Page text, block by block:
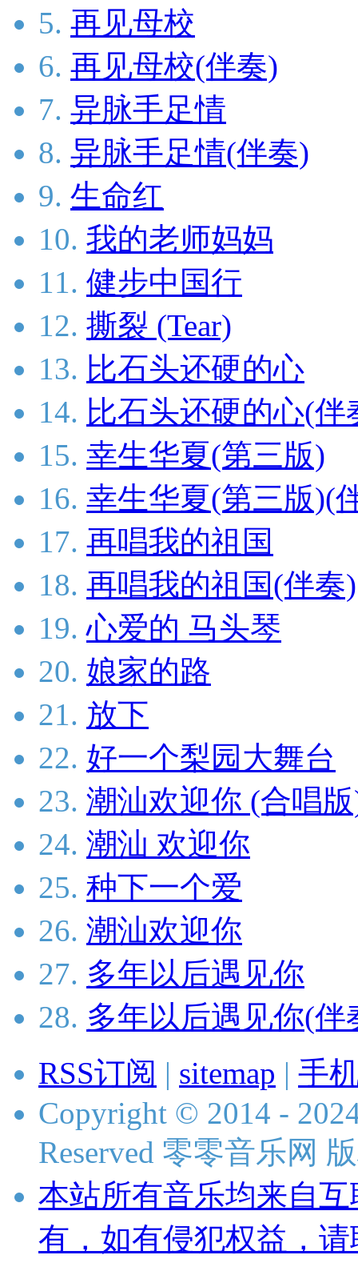
5. 再见母校
6. 再见母校(伴奏)
7. 异脉手足情
8. 异脉手足情(伴奏)
9. 生命红
10. 我的老师妈妈
11. 健步中国行
12. 撕裂 (Tear)
13. 比石头还硬的心
14. 比石头还硬的心(伴
15. 幸生华夏(第三版)
16. 幸生华夏(第三版)(
17. 再唱我的祖国
18. 再唱我的祖国(伴奏)
19. 心爱的 马头琴
20. 娘家的路
21. 放下
22. 好一个梨园大舞台
23. 潮汕欢迎你 (合唱
24. 潮汕 欢迎你
25. 种下一个爱
26. 潮汕欢迎你
27. 多年以后遇见你
28. 多年以后遇见你(伴
RSS订阅 | sitemap | 手
Copyright © 2014 -
Reserved 零零音乐网
本站所有音乐均来自
有，如有侵犯权益，